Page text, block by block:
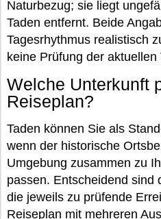
Naturbezug; sie liegt
Taden entfernt. Beide
Tagesrhythmus realistisch
keine Prüfung der
Welche Unterkunft
Reiseplan?
Taden können Sie als
wenn der historische
Umgebung zusammen zu
passen. Entscheidend sind
die jeweils zu prüfende
Reiseplan mit mehreren